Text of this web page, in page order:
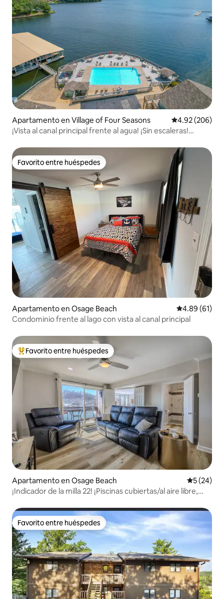
Apartamento en Village of Four Seasons Calificación
4.92 (206)
¡Vista al canal principal frente al agua! ¡Sin escaleras!
Favorito entre huéspedes
Favorito entre huéspedes
Apartamento en Osage Beach Calificación
4.89 (61)
Condominio frente al lago con vista al canal principal
Favorito entre huéspedes preferido
Favorito entre huéspedes
Apartamento en Osage Beach
5 (24)
¡Indicador de la milla 22! ¡Piscinas cubiertas/al aire libre,
Favorito entre huéspedes
Favorito entre huéspedes